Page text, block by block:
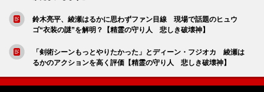
鈴木亮平、綾瀬はるかに思わずファン目線 現場で話題のヒュウ
ゴ“衣装の謎”を解明？【精霊の守り人 悲しき破壊神】
「剣術シーンもっとやりたかった」とディーン・フジオカ 綾瀬は
るかのアクションを高く評価【精霊の守り人 悲しき破壊神】